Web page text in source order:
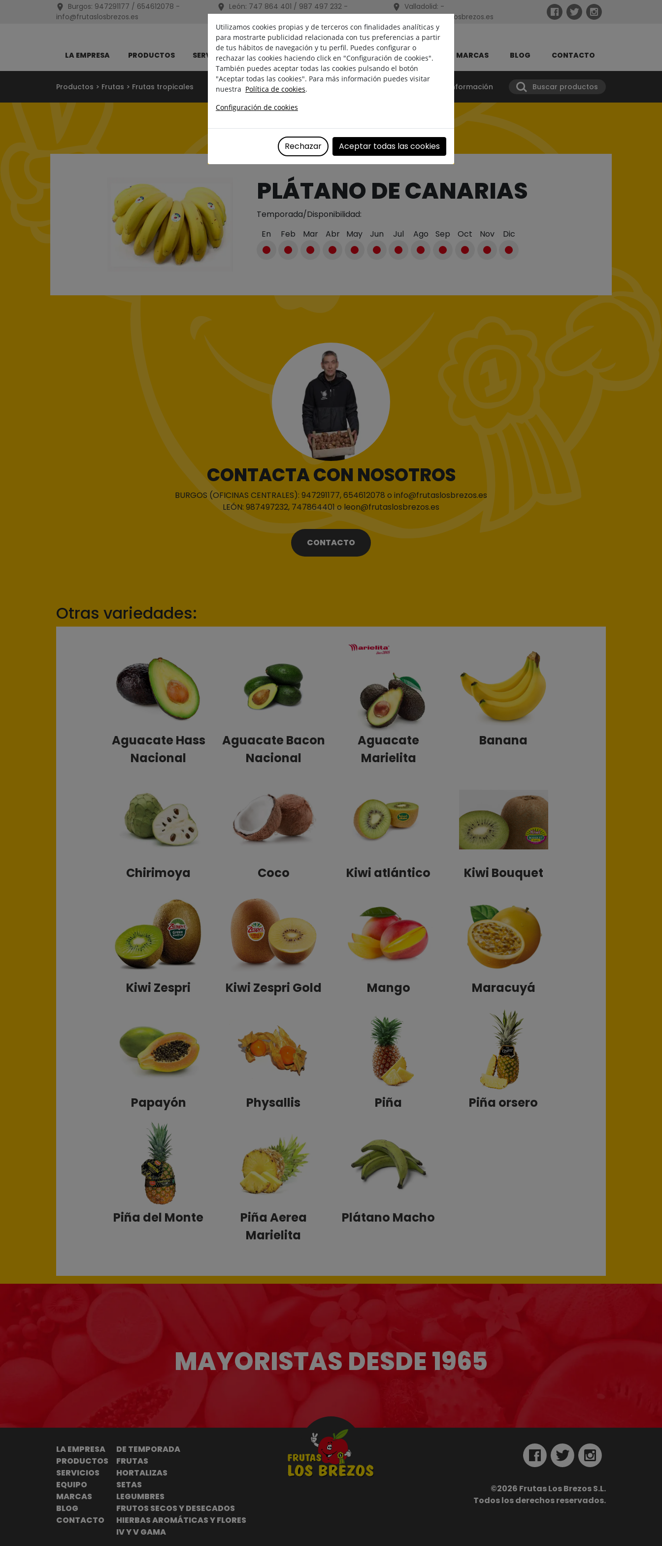
Burgos: 947291177 / 654612078 -
info@frutaslosbrezos.es
León: 747 864 401 / 987 497 232 -
leon@frutaslosbrezos.es
Valladolid: -
valladolid@frutaslosbrezos.es
LA EMPRESA PRODUCTOS SERVICIOS EQUIPO MARCAS BLOG CONTACTO
Productos > Frutas > Frutas tropicales Solicitar información Buscar productos
PLÁTANO DE CANARIAS
Temporada/Disponibilidad:
En
Feb Mar Abr May Jun Jul Ago Sep Oct Nov Dic
CONTACTA CON NOSOTROS
BURGOS (OFICINAS CENTRALES): 947291177, 654612078 o info@frutaslosbrezos.es
LEÓN: 987497232, 747864401 o leon@frutaslosbrezos.es
CONTACTO
Otras variedades:
Aguacate Hass
Nacional
Aguacate Bacon
Nacional
Aguacate
Marielita
Banana
Chirimoya Coco Kiwi atlántico Kiwi Bouquet
Kiwi Zespri Kiwi Zespri Gold Mango Maracuyá
Papayón Physallis Piña Piña orsero
Piña del Monte
Piña Aerea
Marielita
Plátano Macho
MAYORISTAS DESDE 1965
LA EMPRESA
PRODUCTOS
SERVICIOS
EQUIPO
MARCAS
BLOG
CONTACTO
DE TEMPORADA
FRUTAS
HORTALIZAS
SETAS
LEGUMBRES
FRUTOS SECOS Y DESECADOS
HIERBAS AROMÁTICAS Y FLORES
IV Y V GAMA
©2026 Frutas Los Brezos S.L.
Todos los derechos reservados.
Utilizamos cookies propias y de terceros con finalidades analíticas y
para mostrarte publicidad relacionada con tus preferencias a partir
de tus hábitos de navegación y tu perfil. Puedes configurar o
rechazar las cookies haciendo click en "Configuración de cookies".
También puedes aceptar todas las cookies pulsando el botón
"Aceptar todas las cookies". Para más información puedes visitar
nuestra Política de cookies.
Configuración de cookies
Rechazar Aceptar todas las cookies